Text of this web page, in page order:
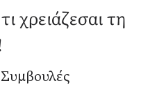
χρειάζεσαι τη